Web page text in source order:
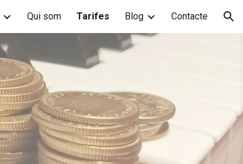
Qui som Tarifes Blog Contacte